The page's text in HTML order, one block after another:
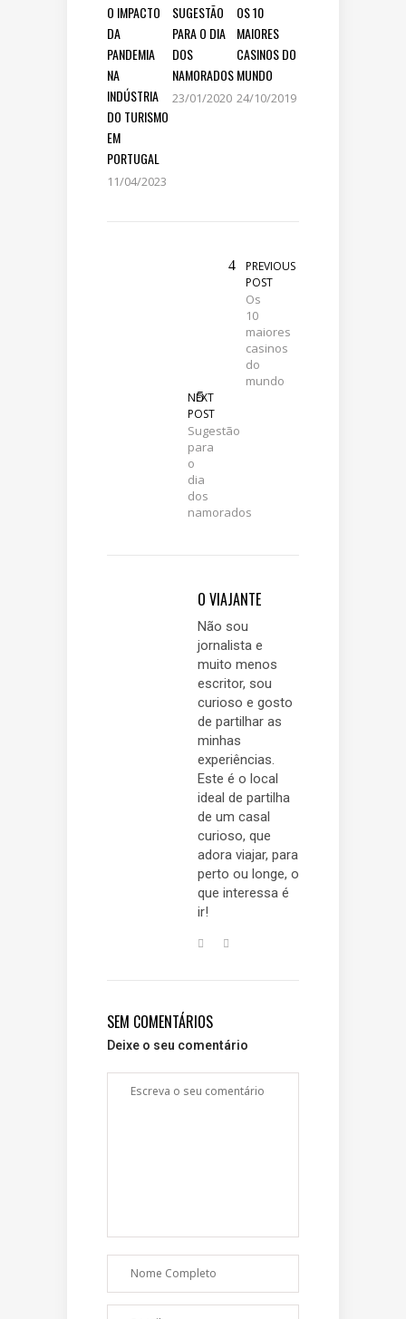
O IMPACTO
DA
PANDEMIA
NA
INDÚSTRIA
DO TURISMO
EM
PORTUGAL
11/04/2023
SUGESTÃO
PARA O DIA
DOS
NAMORADOS
23/01/2020
OS 10
MAIORES
CASINOS DO
MUNDO
24/10/2019
PREVIOUS
POST
Os
10
maiores
casinos
do
mundo
NEXT
POST
Sugestão
para
o
dia
dos
namorados
O VIAJANTE
Não sou
jornalista e
muito menos
escritor, sou
curioso e gosto
de partilhar as
minhas
experiências.
Este é o local
ideal de partilha
de um casal
curioso, que
adora viajar, para
perto ou longe, o
que interessa é
ir!
SEM COMENTÁRIOS
Deixe o seu comentário